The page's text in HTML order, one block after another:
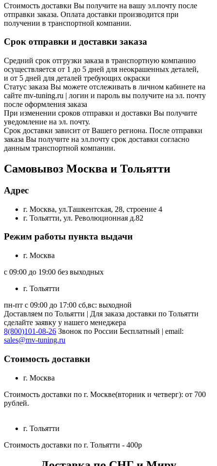
Стоимость доставки Вы получите на вашу эл.почту после
отправки заказа. Оплата доставки производится при
получении в транспортной компании.
Срок отправки и доставки заказа
Средний срок отгрузки заказа в транспортную компанию
осуществляется от 1 до 5 дней для неокрашенных деталей,
и от 5 дней для деталей требующих окраски
Статус заказа Вы можете отслеживать в личном кабинете на
сайте mv-tuning.ru | логин и пароль вы получите на эл. почту
после оформления заказа
При изменении сроков отправки и доставки Вы получите
уведомление на эл. почту.
Срок доставки зависит от Вашего региона. После отправки
заказа Вы получите на эл.почту срок доставки согласно
данным транспортной компании.
Самовывоз Москва и Тольятти
Адрес
г. Москва, ул.Ташкентская, 28, строение 4
г. Тольятти, ул. Революционная д.82
Режим работы пункта выдачи
г. Москва
с 09:00 до 19:00 без выходных
г. Тольятти
пн-пт с 09:00 до 17:00 сб,вс: выходной
Доставляем по Тольятти | Для заказа доставки по Тольятти
сделайте заявку у нашего менеджера
8(800)101-08-26 Звонок по России Бесплатный | email:
sales@mv-tuning.ru
Стоимость доставки
г. Москва
Стоимость доставки по г. Москве(вторник и четверг): от 700
рублей.
г. Тольятти
Стоимость доставки по г. Тольятти - 400р